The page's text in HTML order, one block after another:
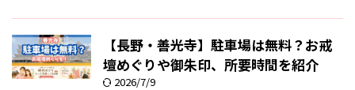
【長野・善光寺】駐車場は無料？お戒
壇めぐりや御朱印、所要時間を紹介
2026/7/9